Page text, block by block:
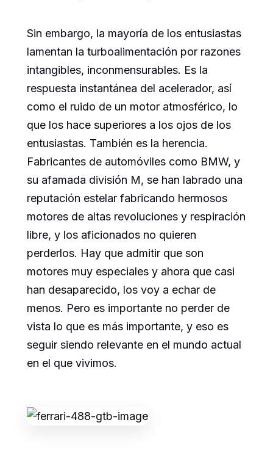
Sin embargo, la mayoría de los entusiastas
lamentan la turboalimentación por razones
intangibles, inconmensurables. Es la
respuesta instantánea del acelerador, así
como el ruido de un motor atmosférico, lo
que los hace superiores a los ojos de los
entusiastas. También es la herencia.
Fabricantes de automóviles como BMW, y
su afamada división M, se han labrado una
reputación estelar fabricando hermosos
motores de altas revoluciones y respiración
libre, y los aficionados no quieren
perderlos. Hay que admitir que son
motores muy especiales y ahora que casi
han desaparecido, los voy a echar de
menos. Pero es importante no perder de
vista lo que es más importante, y eso es
seguir siendo relevante en el mundo actual
en el que vivimos.